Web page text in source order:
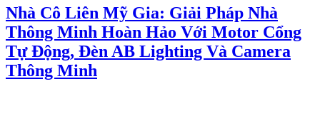
Nhà Cô Liên Mỹ Gia: Giải Pháp Nhà
Thông Minh Hoàn Hảo Với Motor Cổng
Tự Động, Đèn AB Lighting Và Camera
Thông Minh